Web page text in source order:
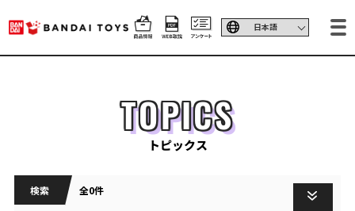
TOPICS
トピックス
検索 全0件